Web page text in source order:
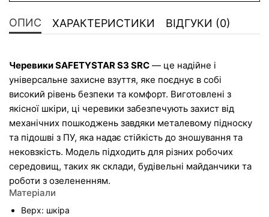
ОПИС ХАРАКТЕРИСТИКИ ВІДГУКИ (0)
Черевики SAFETYSTAR S3 SRC — це надійне і
універсальне захисне взуття, яке поєднує в собі
високий рівень безпеки та комфорт. Виготовлені з
якісної шкіри, ці черевики забезпечують захист від
механічних пошкоджень завдяки металевому підноску
та підошві з ПУ, яка надає стійкість до зношування та
нековзкість. Модель підходить для різних робочих
середовищ, таких як склади, будівельні майданчики та
роботи з озелененням.
Матеріали
Верх: шкіра